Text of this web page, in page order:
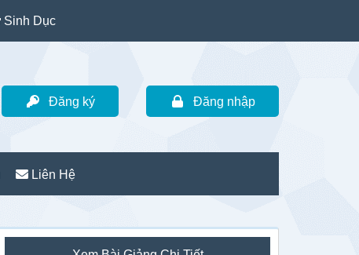
Sinh Dục
Đăng ký Đăng nhập
Liên Hệ
Sidebar